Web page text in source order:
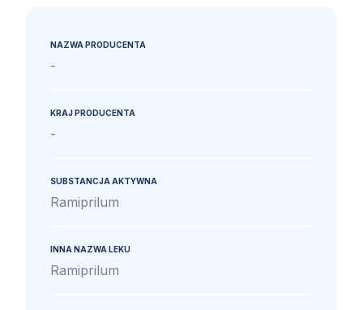
NAZWA PRODUCENTA
-
KRAJ PRODUCENTA
-
SUBSTANCJA AKTYWNA
Ramiprilum
INNA NAZWA LEKU
Ramiprilum